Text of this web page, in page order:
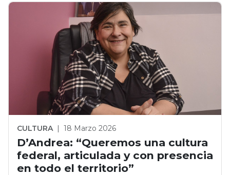
CULTURA | 18 Marzo 2026
D’Andrea: “Queremos una cultura
federal, articulada y con presencia
en todo el territorio”